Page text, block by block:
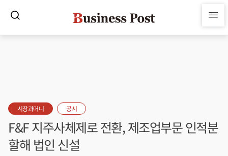
시장과머니 공시
F&F 지주사체제로 전환, 제조업부문 인적분
할해 법인 신설